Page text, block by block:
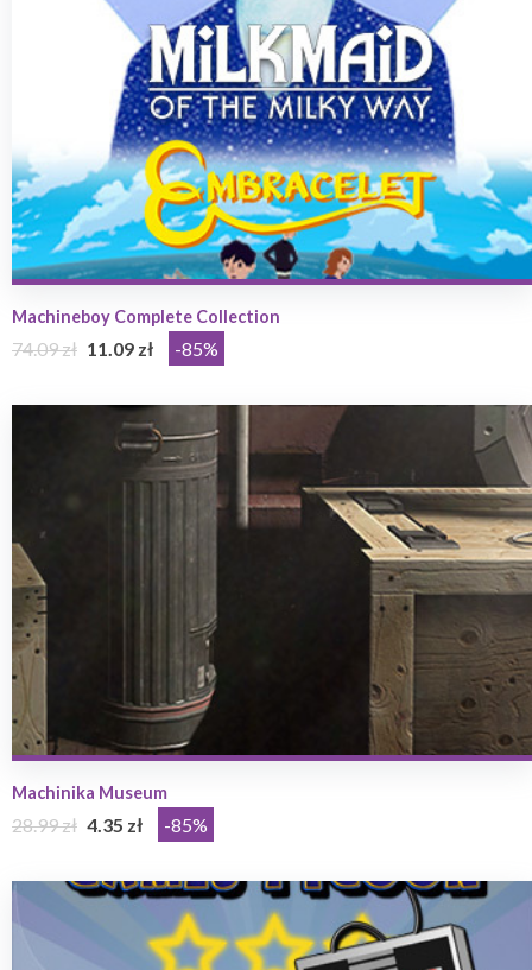
Machineboy Complete Collection
74.09 zł 11.09 zł -85%
Machinika Museum
28.99 zł 4.35 zł -85%